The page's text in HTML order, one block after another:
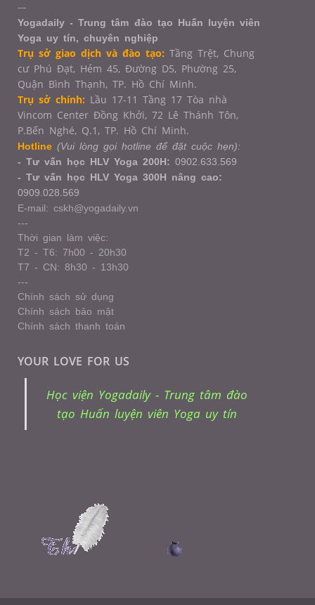
---
Yogadaily - Trung tâm đào tạo Huấn luyện viên
Yoga uy tín, chuyên nghiệp
Trụ sở giao dịch và đào tạo: Tầng Trệt, Chung
cư Phú Đạt, Hẻm 45, Đường D5, Phường 25,
Quận Bình Thạnh, TP. Hồ Chí Minh.
Trụ sở chính: Lầu 17-11 Tầng 17 Tòa nhà
Vincom Center Đồng Khởi, 72 Lê Thánh Tôn,
P.Bến Nghé, Q.1, TP. Hồ Chí Minh.
Hotline (Vui lòng gọi hotline để đặt cuộc hẹn):
- Tư vấn học HLV Yoga 200H: 0902.633.569
- Tư vấn học HLV Yoga 300H nâng cao:
0909.028.569
E-mail: cskh@yogadaily.vn
---
Thời gian làm việc:
T2 - T6: 7h00 - 20h30
T7 - CN: 8h30 - 13h30
---
Chính sách sử dụng
Chính sách bảo mật
Chính sách thanh toán
YOUR LOVE FOR US
Học viện Yogadaily - Trung tâm đào
tạo Huấn luyện viên Yoga uy tín